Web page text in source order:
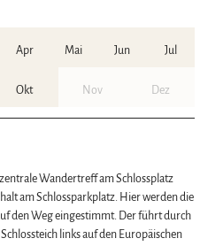
Apr Mai Jun Jul
Okt Nov Dez
Wandertreff am Schlossplatz
am Schlossparkplatz. Hier werden die
den Weg eingestimmt. Der führt durch
links auf den Europäischen